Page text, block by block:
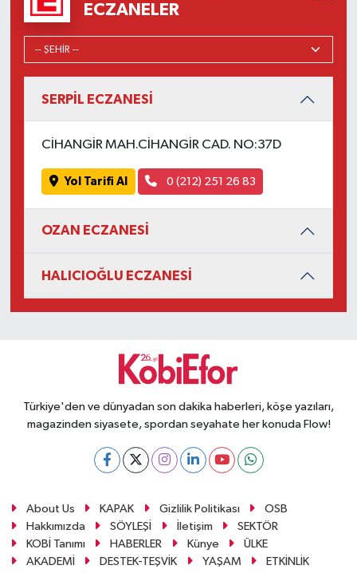
ECZANELER
SERPİL ECZANESİ
CİHANGİR MAH.CİHANGİR CAD. NO:37D
Yol Tarifi Al 0 (212) 251 26 83
OZAN ECZANESİ
HALICIOĞLU ECZANESİ
Türkiye'den ve dünyadan son dakika haberleri, köşe yazıları,
magazinden siyasete, spordan seyahate her konuda Flow!
About Us KAPAK Gizlilik Politikası
OSB
Hakkımızda
SÖYLEŞİ İletişim
SEKTÖR
KOBİ Tanımı
HABERLER Künye
ÜLKE
AKADEMİ
DESTEK-TEŞVİK YAŞAM ETKİNLİK